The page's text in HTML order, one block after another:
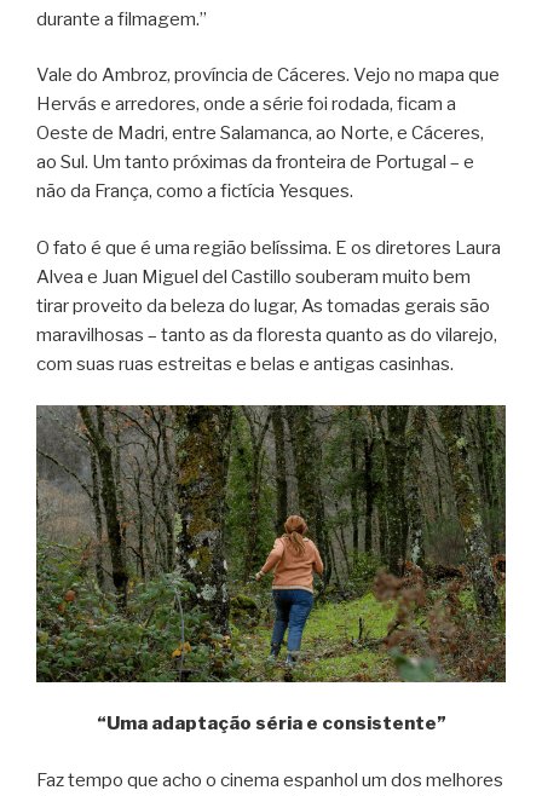
durante a filmagem.”
Vale do Ambroz, província de Cáceres. Vejo no mapa que
Hervás e arredores, onde a série foi rodada, ficam a
Oeste de Madri, entre Salamanca, ao Norte, e Cáceres,
ao Sul. Um tanto próximas da fronteira de Portugal – e
não da França, como a fictícia Yesques.
O fato é que é uma região belíssima. E os diretores Laura
Alvea e Juan Miguel del Castillo souberam muito bem
tirar proveito da beleza do lugar, As tomadas gerais são
maravilhosas – tanto as da floresta quanto as do vilarejo,
com suas ruas estreitas e belas e antigas casinhas.
“Uma adaptação séria e consistente”
Faz tempo que acho o cinema espanhol um dos melhores